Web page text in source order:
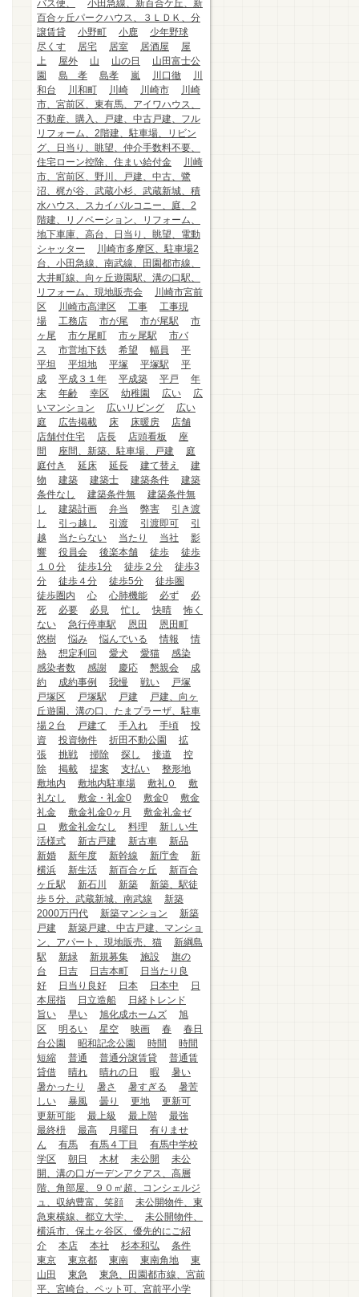
バス便、
小田急線、新百合ケ丘、新
百合ヶ丘パークハウス、３ＬＤＫ、分
譲賃貸
小野町 小鹿
少年野球
尽くす
居宅 居室 居酒屋
屋
上
屋外 山 山の日
山田富士公
園
島 孝 島孝 嵐 川口徹
川
和台
川和町 川崎 川崎市
川崎
市、宮前区、東有馬、アイワハウス、
不動産、購入、戸建、中古戸建、フル
リフォーム、2階建、駐車場、リビン
グ、日当り、眺望、仲介手数料不要、
住宅ローン控除、住まい給付金
川崎
市、宮前区、野川、戸建、中古、鷺
沼、梶が谷、武蔵小杉、武蔵新城、積
水ハウス、スカイバルコニー、庭、2
階建、リノベーション、リフォーム、
地下車庫、高台、日当り、眺望、電動
シャッター
川崎市多摩区、駐車場2
台、小田急線、南武線、田園都市線、
大井町線、向ヶ丘遊園駅、溝の口駅、
リフォーム、現地販売会
川崎市宮前
区
川崎市高津区 工事
工事現
場
工務店 市が尾 市が尾駅
市
ヶ尾
市ケ尾町 市ヶ尾駅
市バ
ス
市営地下鉄 希望 幅員
平
平坦
平坦地 平塚 平塚駅
平
成
平成３１年 平成築 平戸
年
末
年齢 幸区 幼稚園 広い
広
いマンション
広いリビング
広い
庭
広告掲載 床 床暖房
店舗
店舗付住宅
店長 店頭看板
座
間
座間、新築、駐車場、戸建
庭
庭付き
延床 延長 建て替え
建
物
建築 建築士 建築条件
建築
条件なし
建築条件無
建築条件無
し
建築計画 弁当 弊害
引き渡
し
引っ越し 引渡 引渡即可
引
越
当たらない 当たり 当社
影
響
役員会 後楽本舗 徒歩
徒歩
１０分
徒歩1分 徒歩２分
徒歩3
分
徒歩４分 徒歩5分
徒歩圏
徒歩圏内
心 心肺機能 必ず
必
死
必要 必見 忙し 快晴
怖く
ない
急行停車駅 恩田
恩田町
悠樹
悩み 悩んでいる 情報
情
熱
想定利回 愛犬 愛猫
感染
感染者数
感謝 慶応 懇親会
成
約
成約事例 我慢 戦い
戸塚
戸塚区
戸塚駅 戸建
戸建、向ヶ
丘遊園、溝の口、たまプラーザ、駐車
場２台
戸建て 手入れ 手頃
投
資
投資物件 折田不動公園
拡
張
挑戦 掃除 探し 接道
控
除
掲載 提案 支払い
整形地
敷地内
敷地内駐車場 敷礼０
敷
礼なし
敷金・礼金0 敷金0
敷金
礼金
敷金礼金0ヶ月
敷金礼金ゼ
ロ
敷金礼金なし 料理
新しい生
活様式
新古戸建 新古車
新品
新婚
新年度 新幹線 新庁舎
新
横浜
新生活 新百合ヶ丘
新百合
ヶ丘駅
新石川 新築
新築、駅徒
歩５分、武蔵新城、南武線
新築
2000万円代
新築マンション
新築
戸建
新築戸建、中古戸建、マンショ
ン、アパート、現地販売、猫
新綱島
駅
新緑 新規募集 施設
旗の
台
日吉 日吉本町
日当たり良
好
日当り良好 日本 日本中
日
本屈指
日立造船
日経トレンド
旨い
早い 旭化成ホームズ
旭
区
明るい 星空 映画 春
春日
台公園
昭和記念公園 時間
時間
短縮
普通 普通分譲賃貸
普通賃
貸借
晴れ 晴れの日 暇
暑い
暑かったり
暑さ 暑すぎる
暑苦
しい
暴風 曇り 更地
更新可
更新可能
最上級 最上階
最強
最終枡
最高 月曜日
有りませ
ん
有馬 有馬４丁目
有馬中学校
学区
朝日 木材 未公開
未公
開、溝の口ガーデンアクアス、高層
階、角部屋、９０㎡超、コンシェルジ
ュ、収納豊富、笑顔
未公開物件、東
急東横線、都立大学、
未公開物件、
横浜市、保土ヶ谷区、優先的にご紹
介
本店 本社 杉本和弘
条件
東京
東京都 東南 東南角地
東
山田
東急
東急、田園都市線、宮前
平、宮崎台、ペット可、宮前平小学